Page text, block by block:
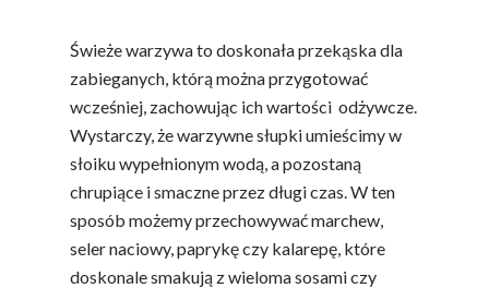
Świeże warzywa to doskonała przekąska dla
zabieganych, którą można przygotować
wcześniej, zachowując ich wartości odżywcze.
Wystarczy, że warzywne słupki umieścimy w
słoiku wypełnionym wodą, a pozostaną
chrupiące i smaczne przez długi czas. W ten
sposób możemy przechowywać marchew,
seler naciowy, paprykę czy kalarepę, które
doskonale smakują z wieloma sosami czy